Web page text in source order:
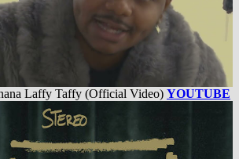
Laffy Taffy (Official Video) YOUTUBE